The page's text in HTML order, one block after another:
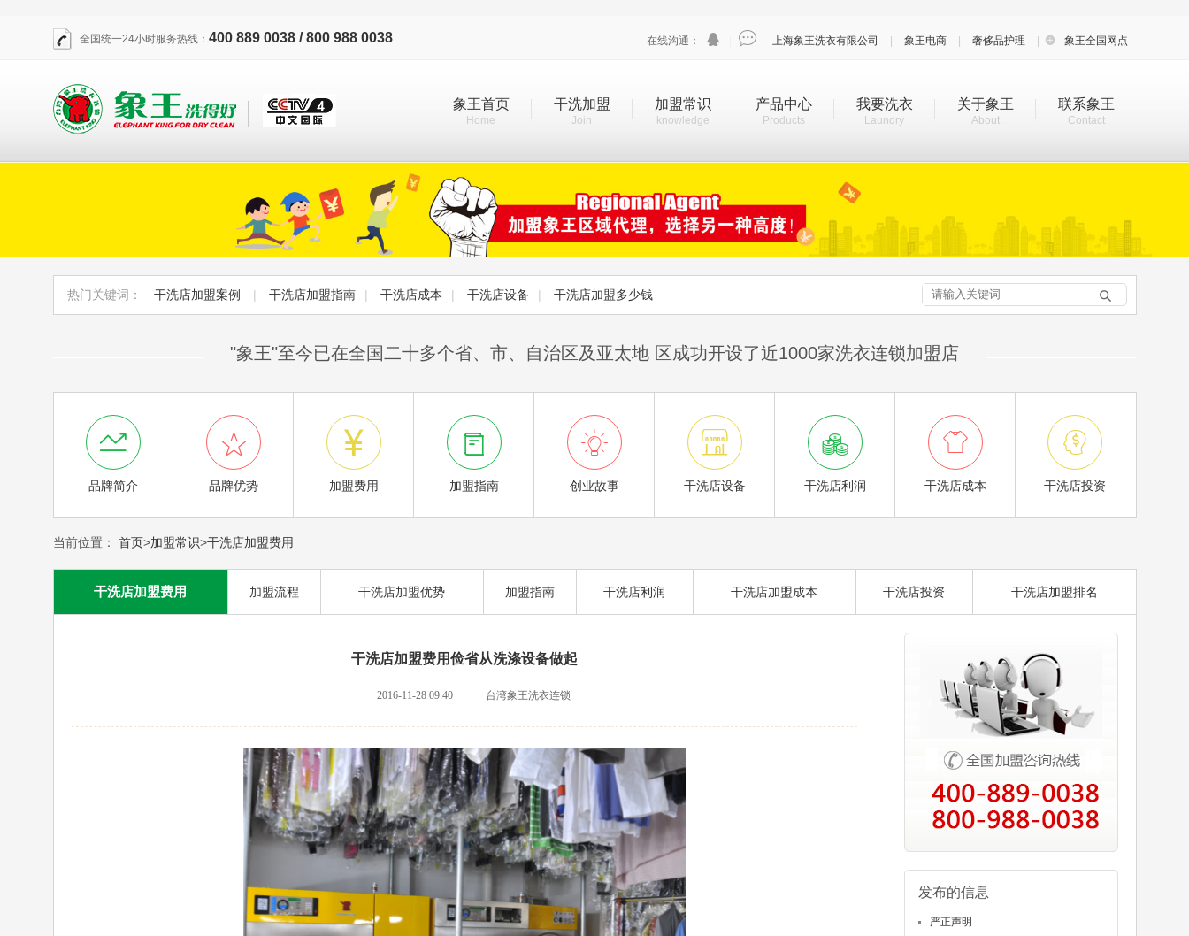
全国统一24小时服务热线： 400 889 0038 / 800 988 0038 在线沟通：   上海象王洗衣有限公司 象王电商 奢侈品护理  象王全国网点
象王首页
Home
干洗加盟
Join
加盟常识
knowledge
产品中心
Products
我要洗衣
Laundry
关于象王
About
联系象王
Contact
热门关键词： 干洗店加盟案例 | 干洗店加盟指南 | 干洗店成本 | 干洗店设备 | 干洗店加盟多少钱 
"象王"至今已在全国二十多个省、市、自治区及亚太地 区成功开设了近1000家洗衣连锁加盟店

品牌简介

品牌优势

加盟费用

加盟指南

创业故事

干洗店设备

干洗店利润

干洗店成本

干洗店投资
当前位置： 首页>加盟常识>干洗店加盟费用
干洗店加盟费用 加盟流程 干洗店加盟优势 加盟指南 干洗店利润 干洗店加盟成本 干洗店投资 干洗店加盟排名
干洗店加盟费用俭省从洗涤设备做起
2016-11-28 09:40 台湾象王洗衣连锁
发布的信息
严正声明